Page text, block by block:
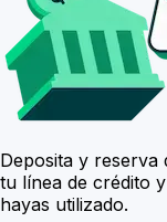
Deposita y reserva
tu línea de crédito
hayas utilizado.